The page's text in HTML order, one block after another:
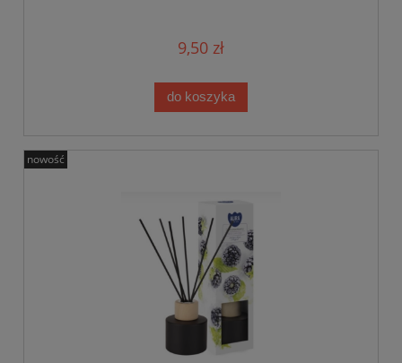
9,50 zł
do koszyka
nowość